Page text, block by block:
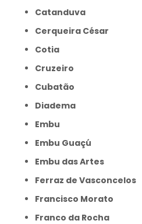
Catanduva
Cerqueira César
Cotia
Cruzeiro
Cubatão
Diadema
Embu
Embu Guaçú
Embu das Artes
Ferraz de Vasconcelos
Francisco Morato
Franco da Rocha